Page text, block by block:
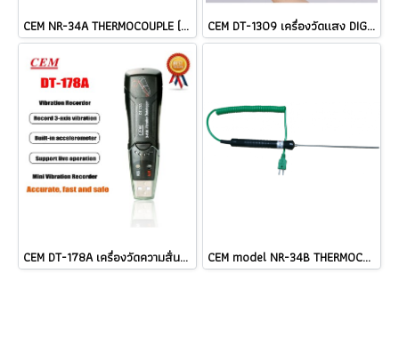
CEM NR-34A THERMOCOUPLE (TYPE K) Length: 180 mm Cable @ ราคา CEM DT-1309 เครื่องวัดแสง DIGITAL LUX METER ราคา
CEM DT-178A เครื่องวัดความสั่นสะเทือนแบบ 3-Axis Datalogger ราคา ### CEM model NR-34B THERMOCOUPLE TYPE K ราคา